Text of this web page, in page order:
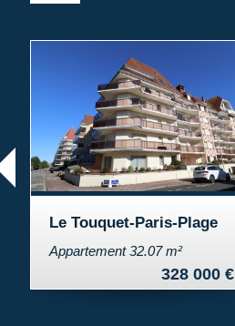
Le Touquet-Paris-Plage
Appartement 54.56 m²
472 000 €